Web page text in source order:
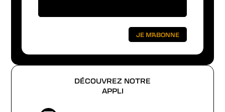
DÉCOUVREZ NOTRE
APPLI